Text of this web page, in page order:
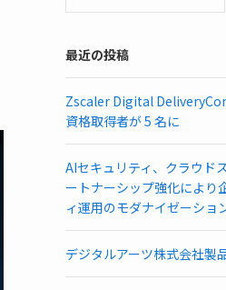
最近の投稿
Zscaler Digital
資格取得者が 5 名に
AIセキュリティ、クラウド
ートナーシップ強化により
ィ運用のモダナイゼーショ
デジタルアーツ株式会社製